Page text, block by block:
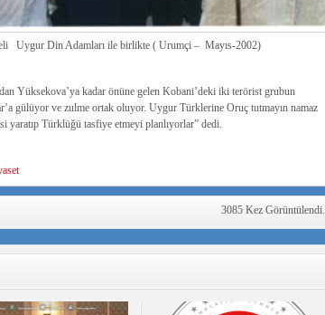
Uygur Din Adamları ile birlikte ( Urumçi – Mayıs-2002)
Yüksekova’ya kadar önüne gelen Kobani’deki iki terörist grubun
gülüyor ve zulme ortak oluyor. Uygur Türklerine Oruç tutmayın namaz
yaratıp Türklüğü tasfiye etmeyi planlıyorlar” dedi.
3085 Kez Görüntülendi.